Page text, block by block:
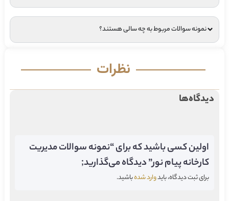
نمونه سوالات مربوط به چه سالی هستند؟
نظرات
دیدگاه‌ها
اولین کسی باشید که برای “نمونه سوالات مدیریت
کارخانه پیام نور” دیدگاه می‌گذارید;
برای ثبت دیدگاه، بایدوارد شدهباشید.